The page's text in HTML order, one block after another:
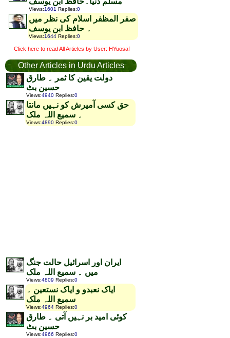
Views:1601 Replies:0
صفر المظفر اسلام کی نظر میں
۔ حافظ ابن یوسف
Views:1644 Replies:0
Click here to read All Articles by User: HYuosaf
Other Articles in Urdu Articles
دولت یقین کا ثمر ۔ طارق
حسین بٹ
Views:4940 Replies:0
حق کسی آمیرش کو نہیں مانتا
۔ سمیع اللہ ملک
Views:4890 Replies:0
ایران اور اسرائیل حالت جنگ
میں ۔ سمیع اللہ ملک
Views:4809 Replies:0
ایاک نعبدو و ایاک نستعین ۔
سمیع اللہ ملک
Views:4964 Replies:0
کوئی امید بر نہیں آتی ۔ طارق
حسین بٹ
Views:4966 Replies:0